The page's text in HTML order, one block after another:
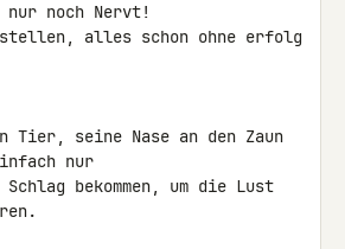
nur noch Nervt!
alles schon ohne erfolg
Tier, seine Nase an den Zaun
nur
bekommen, um die Lust